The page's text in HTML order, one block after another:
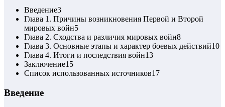
Введение3
Глава 1. Причины возникновения Первой и Второй
мировых войн5
Глава 2. Сходства и различия мировых войн8
Глава 3. Основные этапы и характер боевых действий10
Глава 4. Итоги и последствия войн13
Заключение15
Список использованных источников17
Введение